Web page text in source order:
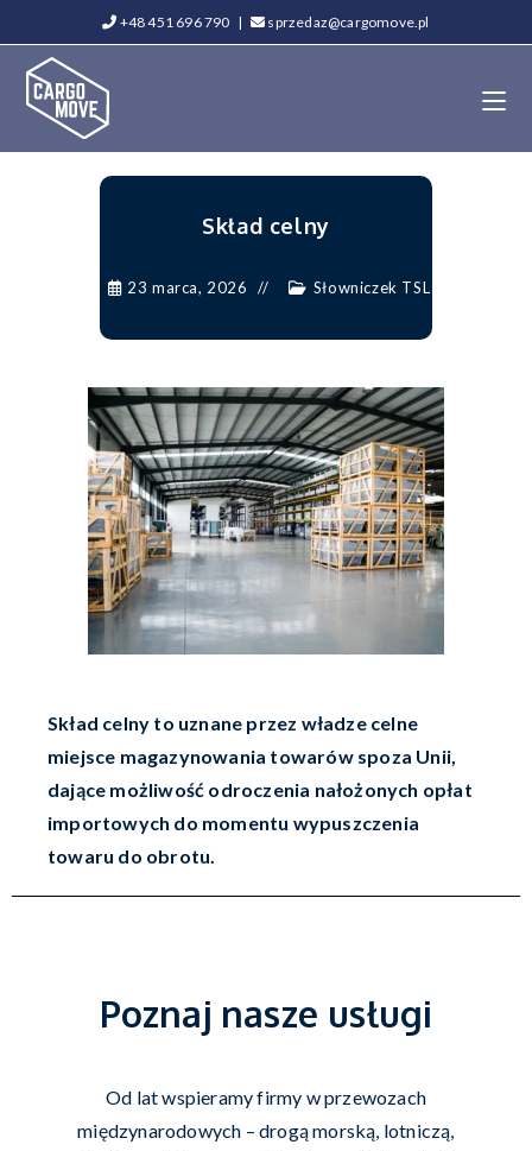
+48 451 696 790 | sprzedaz@cargomove.pl
Skład celny
23 marca, 2026 Słowniczek TSL
Skład celny to uznane przez władze celne
miejsce magazynowania towarów spoza Unii,
dające możliwość odroczenia nałożonych opłat
importowych do momentu wypuszczenia
towaru do obrotu.
Poznaj nasze usługi
Od lat wspieramy firmy w przewozach
międzynarodowych – drogą morską, lotniczą,